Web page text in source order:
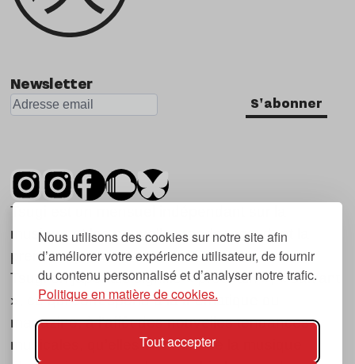
Nous utilisons des cookies sur notre site afin
d’améliorer votre expérience utilisateur, de fournir
du contenu personnalisé et d’analyser notre trafic.
Politique en matière de cookies.
Tout accepter
Newsletter
S'abonner
Tsugi est un mensuel indépendant sur la
musique et les nouvelles tendances, dont la
première parution date de 2007.
Tsugi en japonais signifie « prochain », « suivant
», ce qui correspond à la thématique du
magazine, à l’affût des nouvelles tendances
musicales, qu’elles viennent de la musique